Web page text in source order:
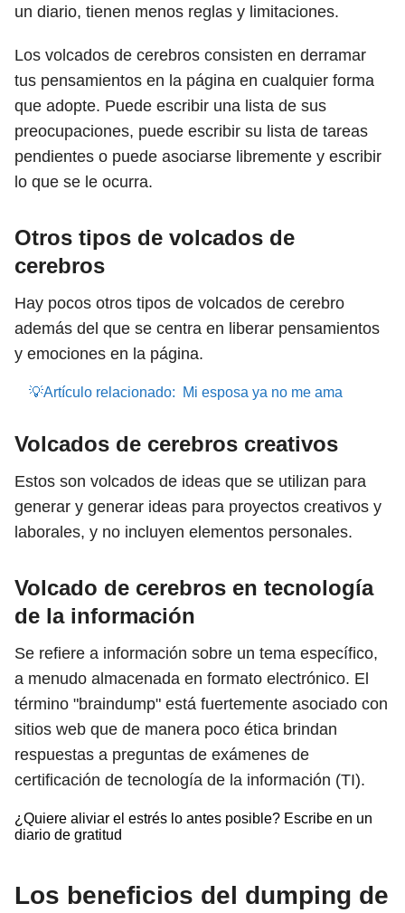
un diario, tienen menos reglas y limitaciones.
Los volcados de cerebros consisten en derramar
tus pensamientos en la página en cualquier forma
que adopte. Puede escribir una lista de sus
preocupaciones, puede escribir su lista de tareas
pendientes o puede asociarse libremente y escribir
lo que se le ocurra.
Otros tipos de volcados de
cerebros
Hay pocos otros tipos de volcados de cerebro
además del que se centra en liberar pensamientos
y emociones en la página.
💡Artículo relacionado: Mi esposa ya no me ama
Volcados de cerebros creativos
Estos son volcados de ideas que se utilizan para
generar y generar ideas para proyectos creativos y
laborales, y no incluyen elementos personales.
Volcado de cerebros en tecnología
de la información
Se refiere a información sobre un tema específico,
a menudo almacenada en formato electrónico. El
término "braindump" está fuertemente asociado con
sitios web que de manera poco ética brindan
respuestas a preguntas de exámenes de
certificación de tecnología de la información (TI).
¿Quiere aliviar el estrés lo antes posible? Escribe en un
diario de gratitud
Los beneficios del dumping de